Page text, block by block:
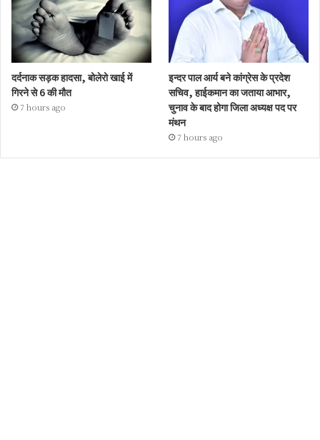
दर्दनाक सड़क हादसा, बोलेरो खाई में
गिरने से 6 की मौत
7 hours ago
इन्दर पाल आर्य बने कांग्रेस के प्रदेश
सचिव, हाईकमान का जताया आभार,
चुनाव के बाद होगा जिला अध्यक्ष पद पर
मंथन
7 hours ago